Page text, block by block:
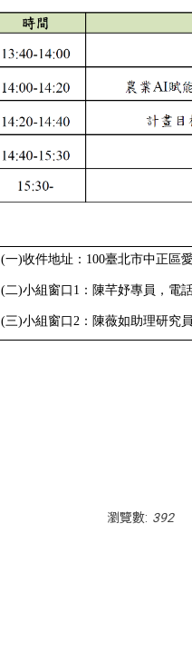
(一)收件地址： 100臺北市中正區
(二)小組窗口 1 ：陳芊妤專員，電
(三)小組窗口 2 ：陳薇如助理研究
瀏覽數: 392